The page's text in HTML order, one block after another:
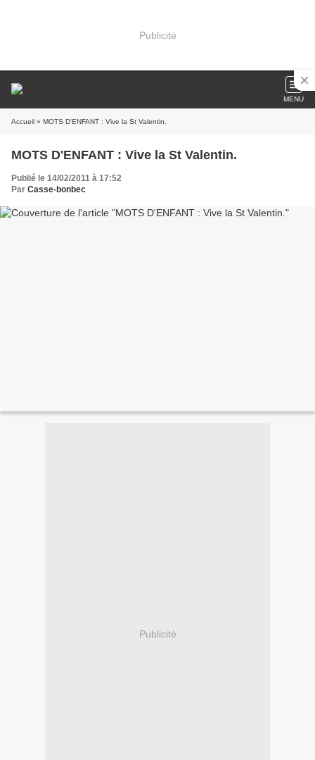
Publicité
MENU
Accueil » MOTS D'ENFANT : Vive la St Valentin.
MOTS D'ENFANT : Vive la St Valentin.
Publié le 14/02/2011 à 17:52
Par Casse-bonbec
Publicité